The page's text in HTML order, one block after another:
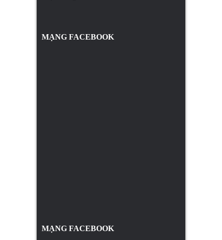
MẠNG FACEBOOK
MẠNG FACEBOOK